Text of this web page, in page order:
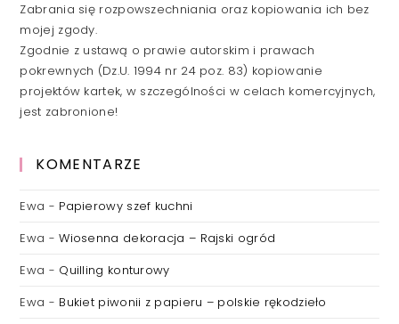
Zabrania się rozpowszechniania oraz kopiowania ich bez
mojej zgody.
Zgodnie z ustawą o prawie autorskim i prawach
pokrewnych (Dz.U. 1994 nr 24 poz. 83) kopiowanie
projektów kartek, w szczególności w celach komercyjnych,
jest zabronione!
KOMENTARZE
Ewa - Papierowy szef kuchni
Ewa -Wiosenna dekoracja – Rajski ogród
Ewa - Quilling konturowy
Ewa - Bukiet piwonii z papieru – polskie rękodzieło